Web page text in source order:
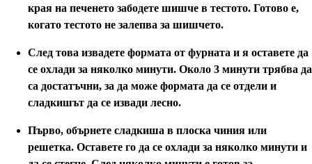
края на печенето забодете шишче в тестото. Готово е,
когато тестото не залепва за шишчето.
След това извадете формата от фурната и я оставете да
се охлади за няколко минути. Около 3 минути трябва да
са достатъчни, за да може формата да се отдели и
сладкишът да се извади лесно.
Първо, обърнете сладкиша в плоска чиния или
решетка. Оставете го да се охлади за няколко минути и